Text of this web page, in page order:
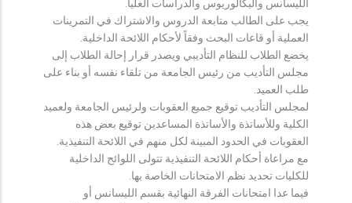
الليسانس والبكالوريوس والدراسات العليا.
يجب على الطالب متابعة الدروس والاشتراك في التمرينات
العملية أو قاعات البحث وفقاً لأحكام اللائحة الداخلية.
يخضع الطلاب للنظام التأديبي ويصدر قرار إحالة الطلاب إلى
مجلس التأديب من رئيس الجامعة من تلقاء نفسه أو بناء على
طلب العميد.
لمجلس التأديب توقيع جميع العقوبات ولرئيس الجامعة ولعميد
الكلية وللأساتذة والأساتذة المساعدين توقيع بعض هذه
العقوبات في الحدود المبينة لكل منهم في اللائحة التنفيذية.
مع مراعاة أحكام اللائحة التنفيذية تتولى اللوائح الداخلية
للكليات تحديد نظم الامتحانات الخاصة بها.
فيما عدا امتحانات الفرقة النهائية بقسم الليسانس أو